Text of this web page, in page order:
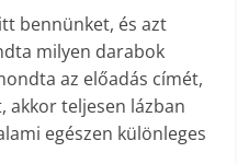
bennünket, és azt
milyen darabok
az előadás címét,
akkor teljesen lázban
egészen különleges